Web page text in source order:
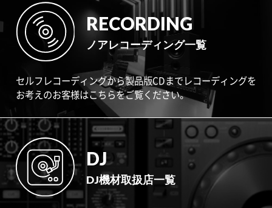
RECORDING
ノアレコーディング一覧
セルフレコーディングから製品版CDまでレコーディングを
お考えのお客様はこちらをご覧ください。
DJ
DJ機材取扱店一覧